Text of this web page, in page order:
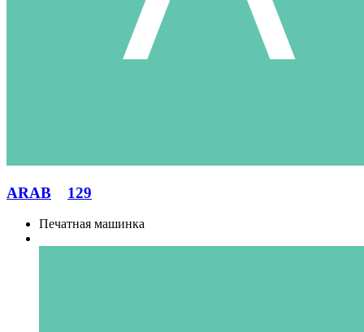
ARAB 129
Печатная машинка